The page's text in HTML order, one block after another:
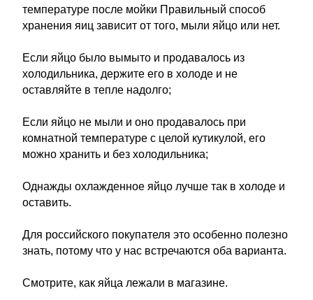
температуре после мойки Правильный способ
хранения яиц зависит от того, мыли яйцо или нет.
Если яйцо было вымыто и продавалось из
холодильника, держите его в холоде и не
оставляйте в тепле надолго;
Если яйцо не мыли и оно продавалось при
комнатной температуре с целой кутикулой, его
можно хранить и без холодильника;
Однажды охлажденное яйцо лучше так в холоде и
оставить.
Для российского покупателя это особенно полезно
знать, потому что у нас встречаются оба варианта.
Смотрите, как яйца лежали в магазине.